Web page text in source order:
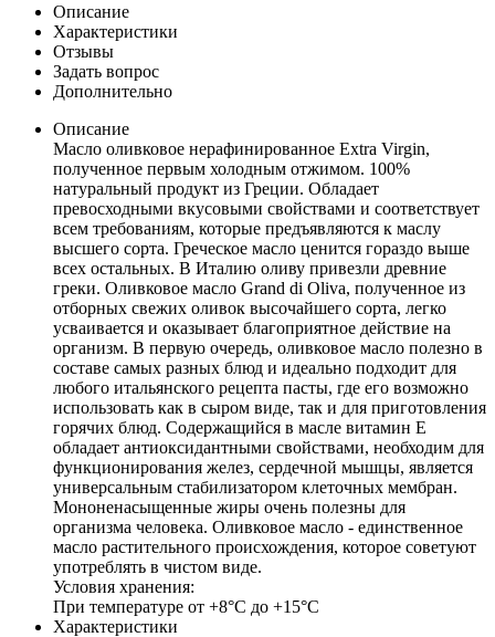
Описание
Характеристики
Отзывы
Задать вопрос
Дополнительно
Описание
Масло оливковое нерафинированное Extra Virgin,
полученное первым холодным отжимом. 100%
натуральный продукт из Греции. Обладает
превосходными вкусовыми свойствами и соответствует
всем требованиям, которые предъявляются к маслу
высшего сорта. Греческое масло ценится гораздо выше
всех остальных. В Италию оливу привезли древние
греки. Оливковое масло Grand di Oliva, полученное из
отборных свежих оливок высочайшего сорта, легко
усваивается и оказывает благоприятное действие на
организм. В первую очередь, оливковое масло полезно в
составе самых разных блюд и идеально подходит для
любого итальянского рецепта пасты, где его возможно
использовать как в сыром виде, так и для приготовления
горячих блюд. Содержащийся в масле витамин Е
обладает антиоксидантными свойствами, необходим для
функционирования желез, сердечной мышцы, является
универсальным стабилизатором клеточных мембран.
Мононенасыщенные жиры очень полезны для
организма человека. Оливковое масло - единственное
масло растительного происхождения, которое советуют
употреблять в чистом виде.
Условия хранения:
При температуре от +8°С до +15°С
Характеристики